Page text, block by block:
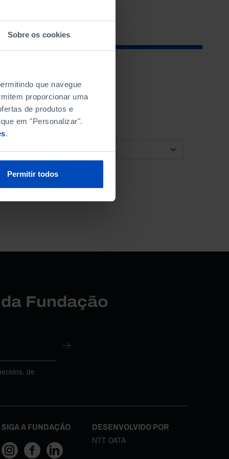
Sobre os cookies
que navegue
proporcionar uma
de produtos e
em "Personalizar".
.
Permitir todos
ORDENAR POR
Fundação
de
SIGA A FUNDAÇÃO DESENVOLVIDO POR
NTT DATA